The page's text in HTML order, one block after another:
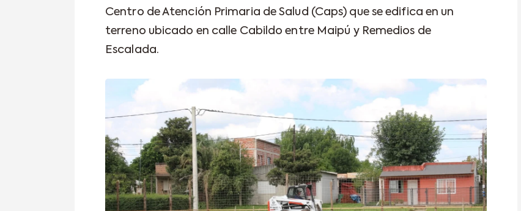
Centro de Atención Primaria de Salud (Caps) que se edifica en un
terreno ubicado en calle Cabildo entre Maipú y Remedios de
Escalada.